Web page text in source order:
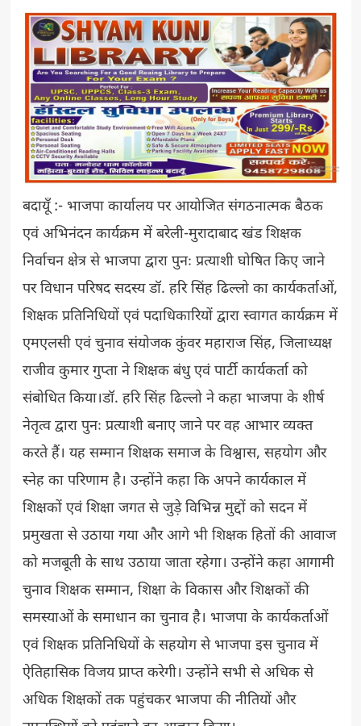
बदायूँ :- भाजपा कार्यालय पर आयोजित संगठनात्मक बैठक
एवं अभिनंदन कार्यक्रम में बरेली-मुरादाबाद खंड शिक्षक
निर्वाचन क्षेत्र से भाजपा द्वारा पुनः प्रत्याशी घोषित किए जाने
पर विधान परिषद सदस्य डॉ. हरि सिंह ढिल्लो का कार्यकर्ताओं,
शिक्षक प्रतिनिधियों एवं पदाधिकारियों द्वारा स्वागत कार्यक्रम में
एमएलसी एवं चुनाव संयोजक कुंवर महाराज सिंह, जिलाध्यक्ष
राजीव कुमार गुप्ता ने शिक्षक बंधु एवं पार्टी कार्यकर्ता को
संबोधित किया।डॉ. हरि सिंह ढिल्लो ने कहा भाजपा के शीर्ष
नेतृत्व द्वारा पुनः प्रत्याशी बनाए जाने पर वह आभार व्यक्त
करते हैं। यह सम्मान शिक्षक समाज के विश्वास, सहयोग और
स्नेह का परिणाम है। उन्होंने कहा कि अपने कार्यकाल में
शिक्षकों एवं शिक्षा जगत से जुड़े विभिन्न मुद्दों को सदन में
प्रमुखता से उठाया गया और आगे भी शिक्षक हितों की आवाज
को मजबूती के साथ उठाया जाता रहेगा। उन्होंने कहा आगामी
चुनाव शिक्षक सम्मान, शिक्षा के विकास और शिक्षकों की
समस्याओं के समाधान का चुनाव है। भाजपा के कार्यकर्ताओं
एवं शिक्षक प्रतिनिधियों के सहयोग से भाजपा इस चुनाव में
ऐतिहासिक विजय प्राप्त करेगी। उन्होंने सभी से अधिक से
अधिक शिक्षकों तक पहुंचकर भाजपा की नीतियों और